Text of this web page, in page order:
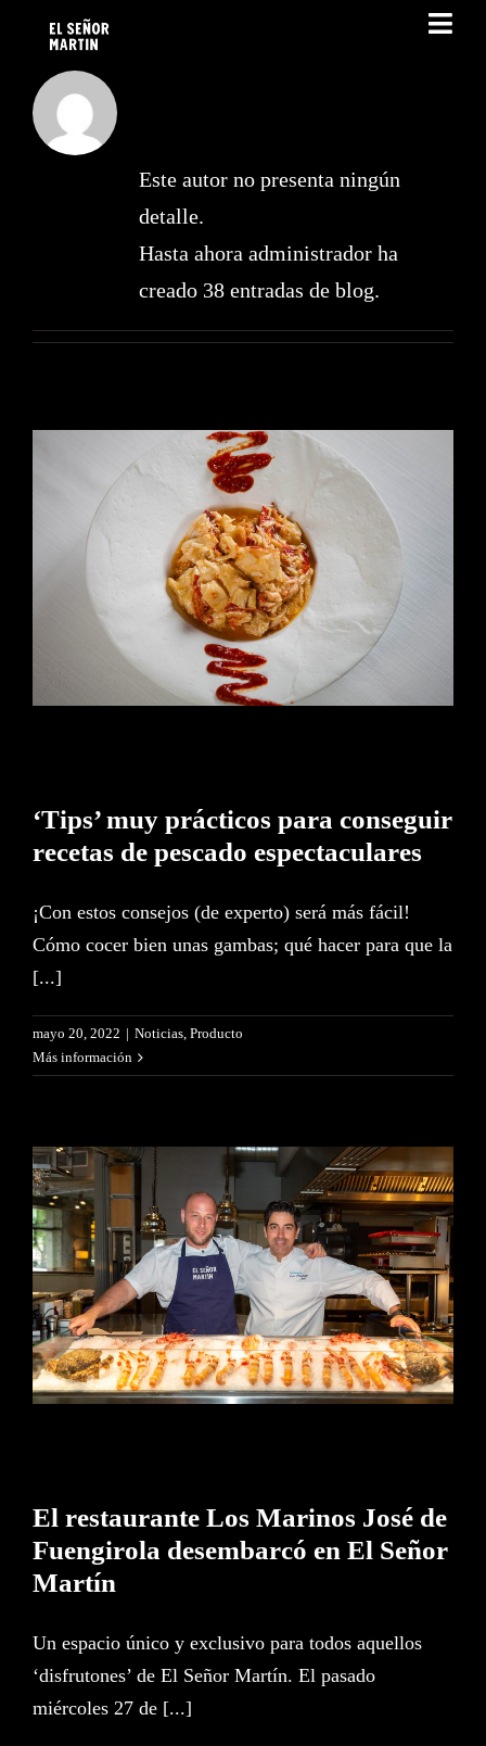
Saltar
contenido
SOMOS
CARTA DEL RESTAURANTE
HERMANOS DE MAR
EN
Este autor no presenta ningún
detalle.
Hasta ahora administrador ha
creado 38 entradas de blog.
‘Tips’ muy prácticos para
conseguir recetas de pescado
espectaculares
‘Tips’ muy prácticos para conseguir
recetas de pescado espectaculares
¡Con estos consejos (de experto) será más fácil!
Cómo cocer bien unas gambas; qué hacer para que la
[...]
mayo 20, 2022 | Noticias, Producto
Más información
El restaurante Los Marinos
José de Fuengirola desembarcó
en El Señor Martín
El restaurante Los Marinos José de
Fuengirola desembarcó en El Señor
Martín
Un espacio único y exclusivo para todos aquellos
‘disfrutones’ de El Señor Martín. El pasado
miércoles 27 de [...]